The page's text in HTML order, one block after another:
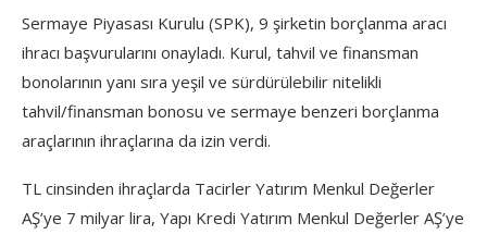
Sermaye Piyasası Kurulu (SPK), 9 şirketin borçlanma aracı
ihracı başvurularını onayladı. Kurul, tahvil ve finansman
bonolarının yanı sıra yeşil ve sürdürülebilir nitelikli
tahvil/finansman bonosu ve sermaye benzeri borçlanma
araçlarının ihraçlarına da izin verdi.
TL cinsinden ihraçlarda Tacirler Yatırım Menkul Değerler
AŞ’ye 7 milyar lira, Yapı Kredi Yatırım Menkul Değerler AŞ’ye